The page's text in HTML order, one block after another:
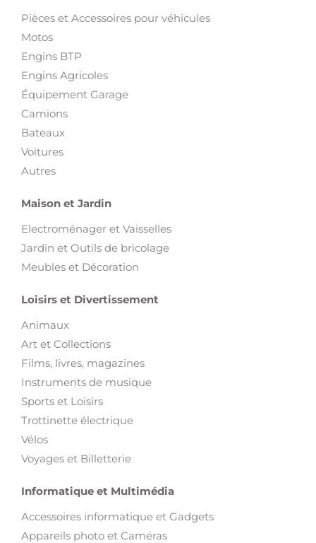
Pièces et Accessoires pour véhicules
Motos
Engins BTP
Engins Agricoles
Équipement Garage
Camions
Bateaux
Voitures
Autres
Maison et Jardin
Electroménager et Vaisselles
Jardin et Outils de bricolage
Meubles et Décoration
Loisirs et Divertissement
Animaux
Art et Collections
Films, livres, magazines
Instruments de musique
Sports et Loisirs
Trottinette électrique
Vélos
Voyages et Billetterie
Informatique et Multimédia
Accessoires informatique et Gadgets
Appareils photo et Caméras